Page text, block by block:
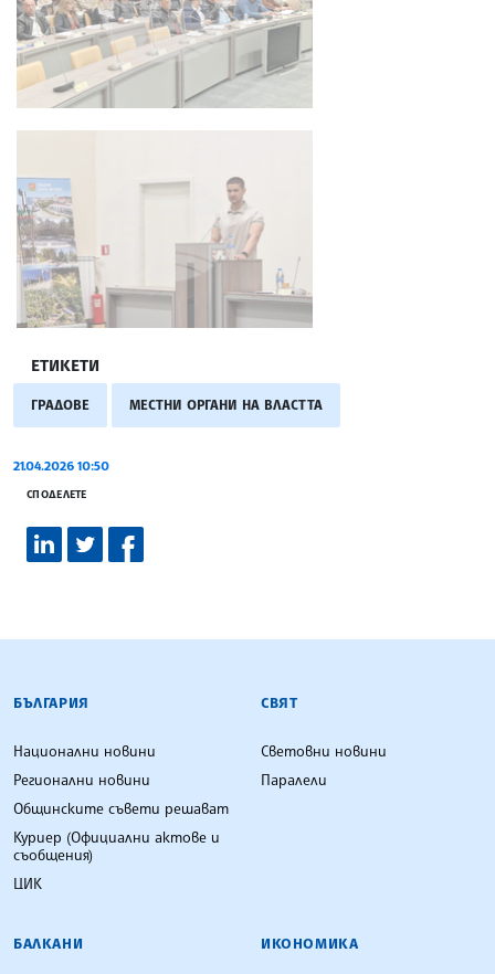
ЕТИКЕТИ
ГРАДОВЕ МЕСТНИ ОРГАНИ НА ВЛАСТТА
21.04.2026 10:50
СПОДЕЛЕТЕ
БЪЛГАРСКА ТЕЛЕГРАФНА АГЕНЦИЯ
БЪЛГАРИЯ
Национални новини
Регионални новини
Общинските съвети решават
Куриер (Официални актове и
съобщения)
ЦИК
СВЯТ
Световни новини
Паралели
БАЛКАНИ ИКОНОМИКА